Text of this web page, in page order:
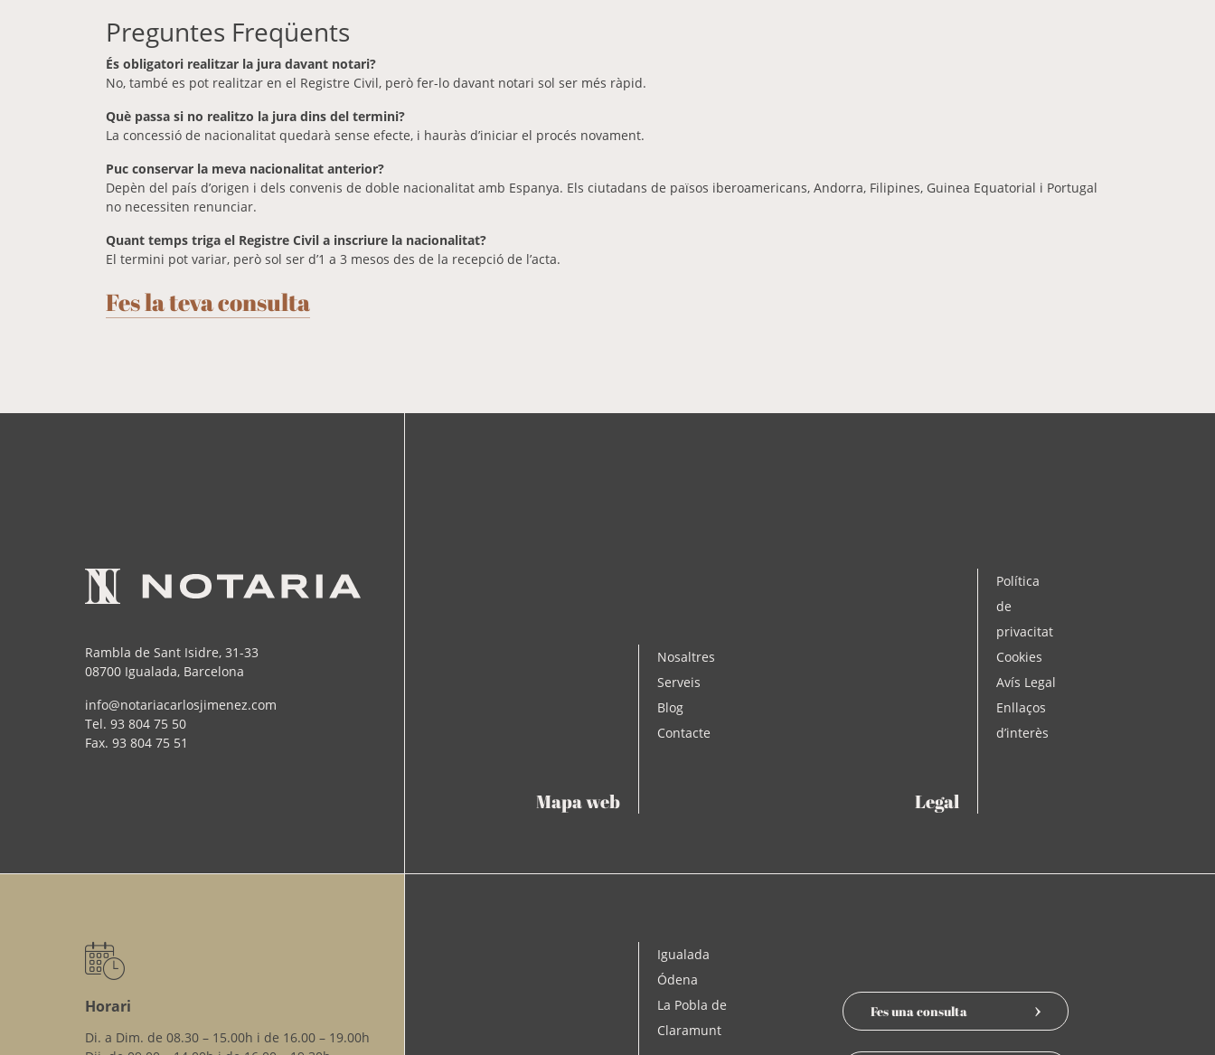
Preguntes Freqüents
És obligatori realitzar la jura davant notari?
No, també es pot realitzar en el Registre Civil, però fer-lo davant notari sol ser més ràpid.
Què passa si no realitzo la jura dins del termini?
La concessió de nacionalitat quedarà sense efecte, i hauràs d’iniciar el procés novament.
Puc conservar la meva nacionalitat anterior?
Depèn del país d’origen i dels convenis de doble nacionalitat amb Espanya. Els ciutadans de països iberoamericans, Andorra, Filipines, Guinea Equatorial i Portugal
no necessiten renunciar.
Quant temps triga el Registre Civil a inscriure la nacionalitat?
El termini pot variar, però sol ser d’1 a 3 mesos des de la recepció de l’acta.
Fes la teva consulta
Rambla de Sant Isidre, 31-33
08700 Igualada, Barcelona
info@notariacarlosjimenez.com
Tel.93 804 75 50
Fax.93 804 75 51
Mapa web
Nosaltres
Serveis
Blog
Contacte
Legal
Política
de
privacitat
Cookies
Avís Legal
Enllaços
d’interès
Horari
Di. a Dim. de 08.30 – 15.00h i de 16.00 – 19.00h
Igualada
Ódena
La Pobla de
Claramunt
Fes una consulta